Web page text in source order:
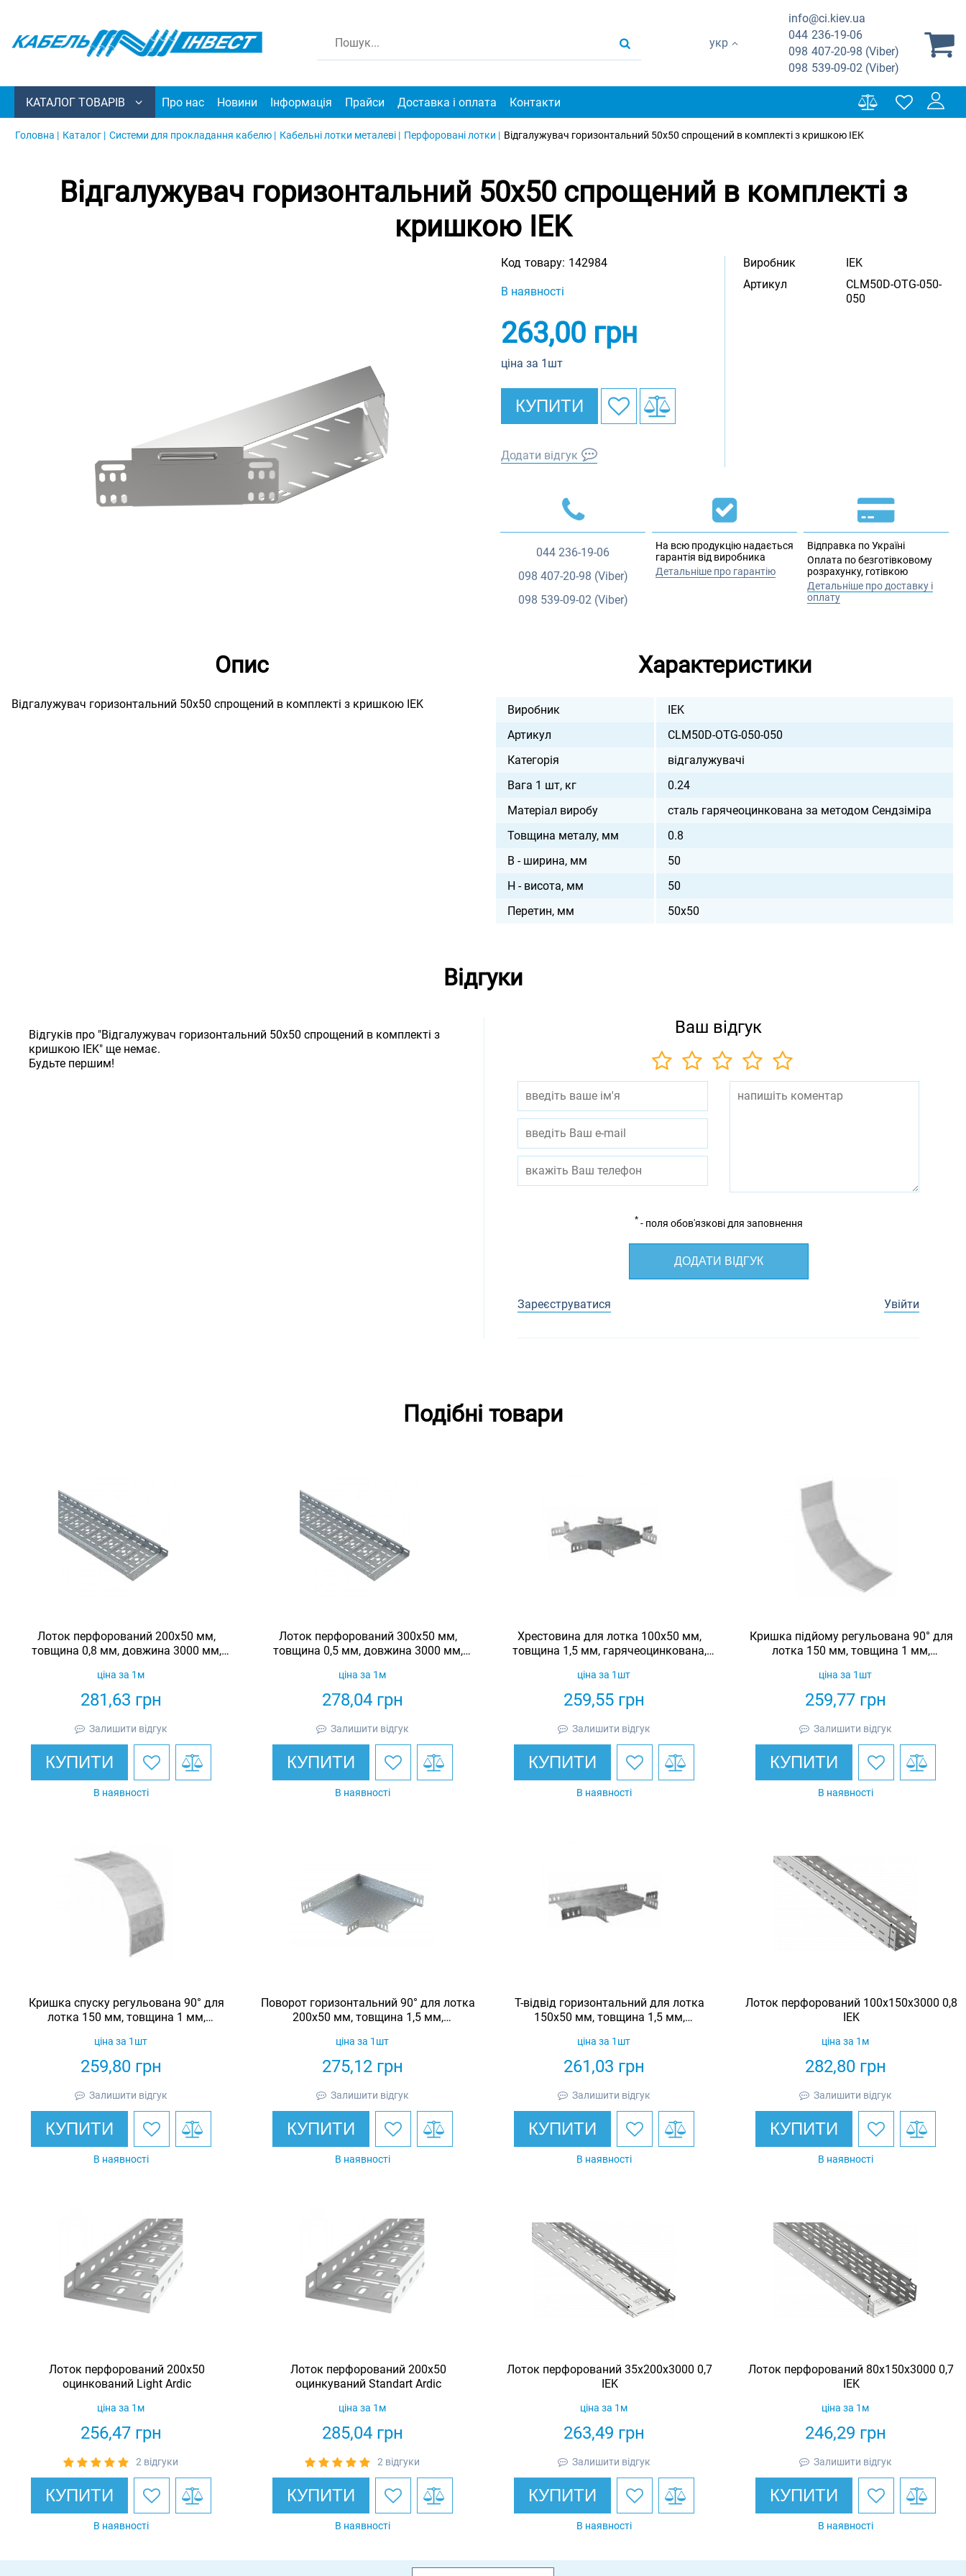
укр
info@ci.kiev.ua
044 236-19-06
098 407-20-98 (Viber)
098 539-09-02 (Viber)
КАТАЛОГ ТОВАРІВ Про нас Новини Інформація Прайси Доставка і оплата Контакти
Головна | Каталог | Системи для прокладання кабелю | Кабельні лотки металеві | Перфоровані лотки | Відгалужувач горизонтальний 50х50 спрощений в комплекті з кришкою IEK
Відгалужувач горизонтальний 50х50 спрощений в комплекті з
кришкою IEK
Код товару: 142984
В наявності
263,00 грн
ціна за 1шт
КУПИТИ
Додати відгук
Виробник
IEK
Артикул
CLM50D-OTG-050-
050
044 236-19-06
098 407-20-98 (Viber)
098 539-09-02 (Viber)
На всю продукцію надається
гарантія від виробника
Детальніше про гарантію
Відправка по Україні
Оплата по безготівковому
розрахунку, готівкою
Детальніше про доставку і
оплату
Опис
Відгалужувач горизонтальний 50х50 спрощений в комплекті з кришкою IEK
Характеристики
Виробник
IEK
Артикул
CLM50D-OTG-050-050
Категорія
відгалужувачі
Вага 1 шт, кг
0.24
Матеріал виробу
сталь гарячеоцинкована за методом Сендзіміра
Товщина металу, мм
0.8
B - ширина, мм
50
H - висота, мм
50
Перетин, мм
50х50
Відгуки
Відгуків про "Відгалужувач горизонтальний 50х50 спрощений в комплекті з
кришкою IEK" ще немає.
Будьте першим!
Ваш відгук
* - поля обов'язкові для заповнення
ДОДАТИ ВІДГУК
Зареєструватися Увійти
Подібні товари
Лоток перфорований 200х50 мм,
товщина 0,8 мм, довжина 3000 мм,
281,63 грн
ціна за 1м
Залишити відгук
КУПИТИ
В наявності
Лоток перфорований 300х50 мм,
товщина 0,5 мм, довжина 3000 мм,
278,04грн
ціна за 1м
Залишити відгук
КУПИТИ
В наявності
Хрестовина для лотка 100х50 мм,
товщина 1,5 мм, гарячеоцинкована,
259,55грн
ціна за 1шт
Залишити відгук
КУПИТИ
В наявності
Кришка підйому регульована 90° для
лотка 150 мм, товщина 1 мм,
259,77грн
ціна за 1шт
Залишити відгук
КУПИТИ
В наявності
Кришка спуску регульована 90° для
лотка 150 мм, товщина 1 мм,
259,80грн
ціна за 1шт
Залишити відгук
КУПИТИ
В наявності
Поворот горизонтальний 90° для лотка
200х50 мм, товщина 1,5 мм,
275,12грн
ціна за 1шт
Залишити відгук
КУПИТИ
В наявності
Т-відвід горизонтальний для лотка
150х50 мм, товщина 1,5 мм,
261,03 грн
ціна за 1шт
Залишити відгук
КУПИТИ
В наявності
Лоток перфорований 100x150x3000 0,8
IEK
282,80грн
ціна за 1м
Залишити відгук
КУПИТИ
В наявності
Лоток перфорований 200х50
оцинкований Light Ardic
256,47грн
ціна за 1м
2 відгуки
КУПИТИ
В наявності
Лоток перфорований 200х50
оцинкуваний Standart Ardic
285,04грн
ціна за 1м
2 відгуки
КУПИТИ
В наявності
Лоток перфорований 35х200х3000 0,7
IEK
263,49 грн
ціна за 1м
Залишити відгук
КУПИТИ
В наявності
Лоток перфорований 80х150х3000 0,7
IEK
246,29 грн
ціна за 1м
Залишити відгук
КУПИТИ
В наявності